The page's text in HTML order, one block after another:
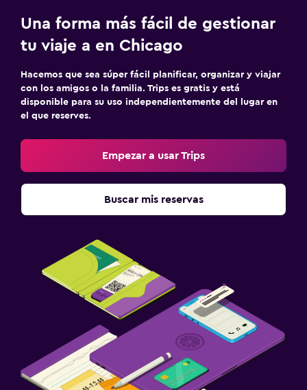
Una forma más fácil de gestionar
tu viaje a en Chicago
Hacemos que sea súper fácil planificar, organizar y viajar
con los amigos o la familia. Trips es gratis y está
disponible para su uso independientemente del lugar en
el que reserves.
Empezar a usar Trips
Buscar mis reservas